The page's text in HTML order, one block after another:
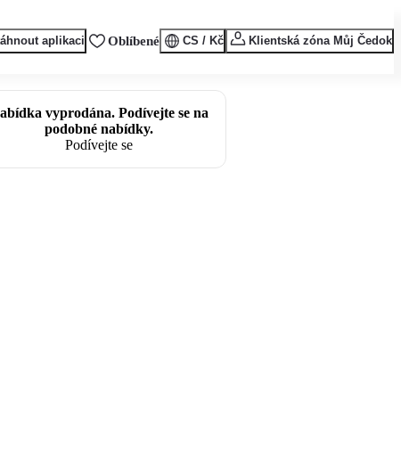
aplikaci Oblíbené CS / Kč Klientská zóna Můj Čedok
vyprodána. Podívejte se na
podobné nabídky.
Podívejte se